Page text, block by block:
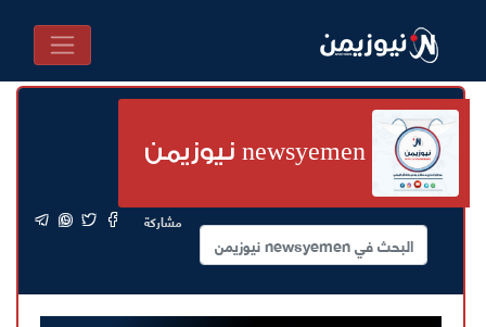
مشاركة